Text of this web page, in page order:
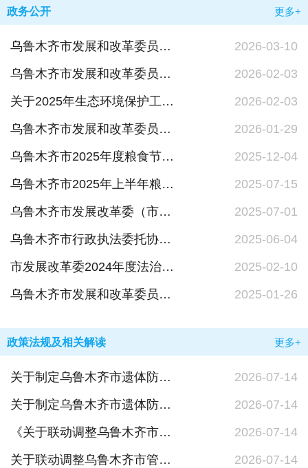
政务公开 更多+
乌鲁木齐市发展和改革委员会（市粮食和物资储备局、市能源局）2025年度法治政府建设情况报告
2026-03-10
乌鲁木齐市发展和改革委员会生态环境保护具体事项清单
2026-02-03
关于2025年生态环境保护工作情况的报告
2026-02-03
乌鲁木齐市发展和改革委员会2025年政府信息公开工作年度报告
2026-01-29
乌鲁木齐市2025年度粮食节约和反食品浪费工作情况
2025-12-04
乌鲁木齐市2025年上半年粮食节约和反食品浪费工作进展情况
2025-07-15
乌鲁木齐市发展改革委（市粮食和物资储备局、市能源局）行政执法事前公示信息
2025-07-01
乌鲁木齐市行政执法委托协议书
2025-06-04
市发展改革委2024年度法治政府建设情况报告
2025-02-10
乌鲁木齐市发展和改革委员会2024年政府信息公开工作年度报告
2025-01-26
政策法规及相关解读 更多+
关于制定乌鲁木齐市遗体防腐、遗体告别殡仪服务基础项目收费标准的通知政策解读
2026-07-14
关于制定乌鲁木齐市遗体防腐、遗体告别殡仪服务基础项目收费标准的通知
2026-07-14
《关于联动调整乌鲁木齐市管道天然气销售价格的通知》的政策解读
2026-07-14
关于联动调整乌鲁木齐市管道天然气销售价格的通知
2026-07-14